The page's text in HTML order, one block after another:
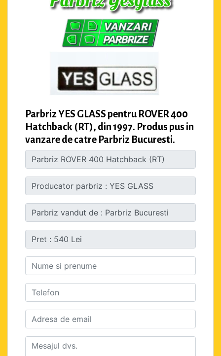
Parbriz YES GLASS pentru ROVER 400
Hatchback (RT), din 1997. Produs pus in
vanzare de catre Parbriz Bucuresti.